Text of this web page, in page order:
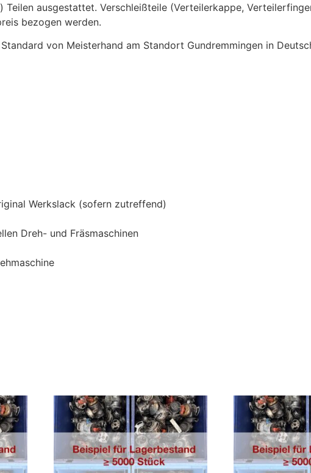
ausgestattet. Verschleißteile (Verteilerkappe,
bezogen werden.
von Meisterhand am Standort Gundremmingen in
Werkslack (sofern zutreffend)
Dreh- und Fräsmaschinen